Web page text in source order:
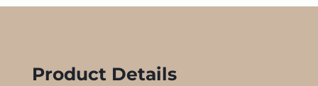
Product Details